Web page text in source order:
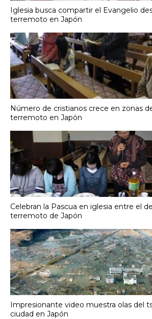
Iglesia busca compartir el Evangelio
terremoto en Japón
Número de cristianos crece en zonas
terremoto en Japón
Celebran la Pascua en iglesia entre el
terremoto de Japón
Impresionante video muestra olas del
ciudad en Japón